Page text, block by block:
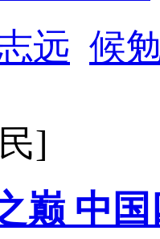
远 候
]
巅 中